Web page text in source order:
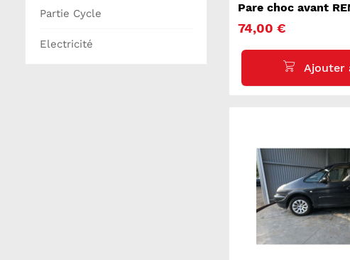
Partie Cycle
Electricité
Pare choc avant
74,00 €